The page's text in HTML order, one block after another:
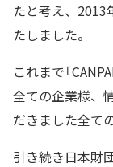
たと考え、2013
たしました。
これまで「
全ての企業様、
だきました全て
引き続き日本財